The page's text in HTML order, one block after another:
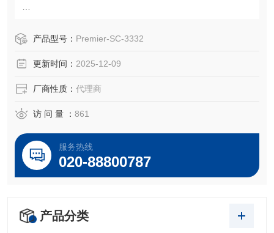
B 2000；Rigaku，货号SC-3332
品牌：美国Premier Lab (*）
起订量：1盒以上。
产品型号： Premier-SC-3332
更新时间： 2025-12-09
厂商性质： 代理商
访 问 量 ： 861
服务热线
020-88800787
产品分类